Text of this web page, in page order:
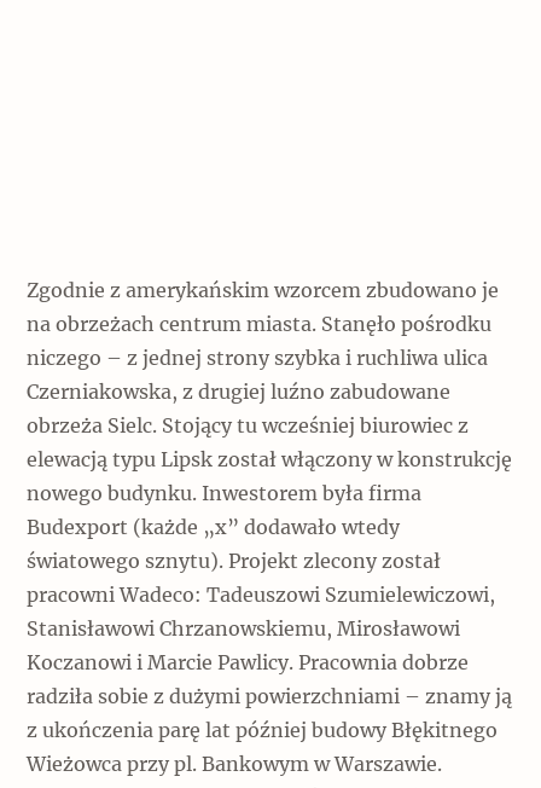
Zgodnie z amerykańskim wzorcem zbudowano je
na obrzeżach centrum miasta. Stanęło pośrodku
niczego – z jednej strony szybka i ruchliwa ulica
Czerniakowska, z drugiej luźno zabudowane
obrzeża Sielc. Stojący tu wcześniej biurowiec z
elewacją typu Lipsk został włączony w konstrukcję
nowego budynku. Inwestorem była firma
Budexport (każde „x” dodawało wtedy
światowego sznytu). Projekt zlecony został
pracowni Wadeco: Tadeuszowi Szumielewiczowi,
Stanisławowi Chrzanowskiemu, Mirosławowi
Koczanowi i Marcie Pawlicy. Pracownia dobrze
radziła sobie z dużymi powierzchniami – znamy ją
z ukończenia parę lat później budowy Błękitnego
Wieżowca przy pl. Bankowym w Warszawie.